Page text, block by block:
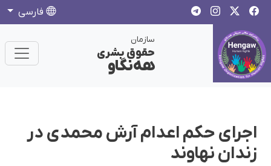
فارسی
سازمان
حقوق بشری
هەنگاو
اجرای حکم اعدام آرش محمدی در
زندان نهاوند